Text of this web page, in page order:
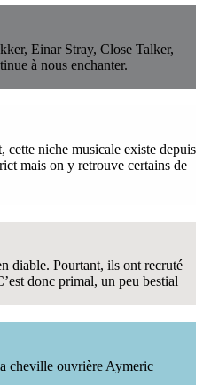
Einar Stray, Close Talker,
à nous enchanter.
cette niche musicale existe depuis
mais on y retrouve certains de
diable. Pourtant, ils ont recruté
donc primal, un peu bestial
cheville ouvrière Aymeric